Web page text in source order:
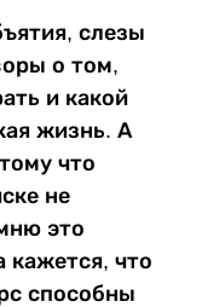
слезы
о том,
и какой
жизнь. А
что
не
это
кажется, что
способны